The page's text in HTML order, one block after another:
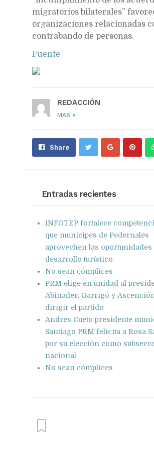
migratorios bilaterales”
organizaciones relacionadas
contrabando de personas.
Fuente
REDACCIÓN
MAS »
Share Share Pin
Entradas recientes
INFOTEP fortalece
que munícipes de Pedernales
aprovechen las oportunidades
desarrollo turístico
No sean cómplices
PRM elige en unidad al
Abinader, Garrigó y
dirigir el partido
Andrés Cueto presidente
Santiago PRM felicita a Rosa
por su elección como
nacional
No sean cómplices